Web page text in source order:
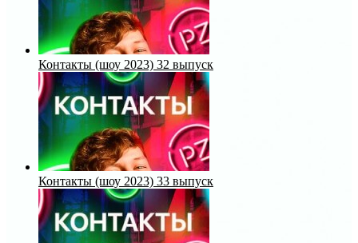
Контакты (шоу 2023) 32 выпуск
Контакты (шоу 2023) 33 выпуск